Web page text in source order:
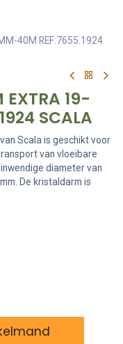
40M REF:7655.1924
EXTRA 19-
SCALA
Scala is geschikt voor
van vloeibare
diameter van
De kristaldarm is